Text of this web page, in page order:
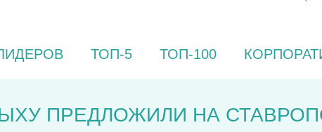
ТОП-5 ТОП-100
ПРЕДЛОЖИЛИ НА